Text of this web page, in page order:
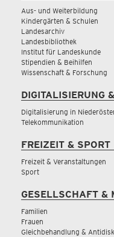
Aus- und Weiterbildung
Kindergärten & Schulen
Landesarchiv
Landesbibliothek
Institut für Landeskunde
Stipendien & Beihilfen
Wissenschaft & Forschung
DIGITALISIERUNG
Digitalisierung in
Telekommunikation
FREIZEIT & SPORT
Freizeit & Veranstaltungen
Sport
GESELLSCHAFT &
Familien
Frauen
Gleichbehandlung &